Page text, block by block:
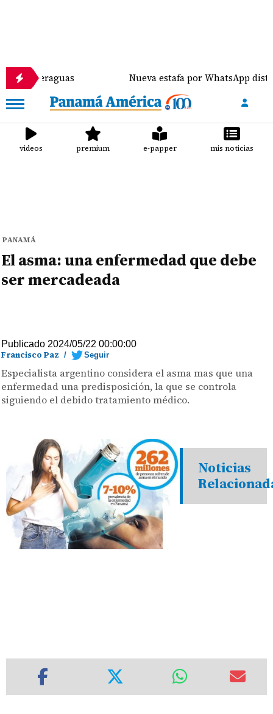
Veraguas Nueva estafa por WhatsApp
videos premium e-papper mis noticias
PANAMÁ
El asma: una enfermedad que debe
ser mercadeada
Publicado 2024/05/22 00:00:00
Francisco Paz / Seguir
Especialista argentino considera el asma mas que una
enfermedad una predisposición, la que se controla
siguiendo el debido tratamiento médico.
Noticias